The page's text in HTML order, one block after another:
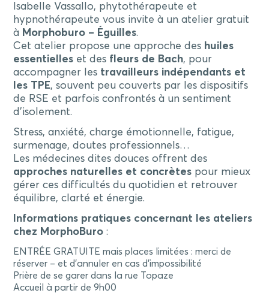
Isabelle Vassallo, phytothérapeute et
hypnothérapeute vous invite à un atelier gratuit
à Morphoburo – Éguilles.
Cet atelier propose une approche des huiles
essentielles et des fleurs de Bach, pour
accompagner les travailleurs indépendants et
les TPE, souvent peu couverts par les dispositifs
de RSE et parfois confrontés à un sentiment
d’isolement.
Stress, anxiété, charge émotionnelle, fatigue,
surmenage, doutes professionnels…
Les médecines dites douces offrent des
approches naturelles et concrètes pour mieux
gérer ces difficultés du quotidien et retrouver
équilibre, clarté et énergie.
Informations pratiques concernant les ateliers
chez MorphoBuro :
ENTRÉE GRATUITE mais places limitées : merci de
réserver – et d’annuler en cas d’impossibilité
Prière de se garer dans la rue Topaze
Accueil à partir de 9h00